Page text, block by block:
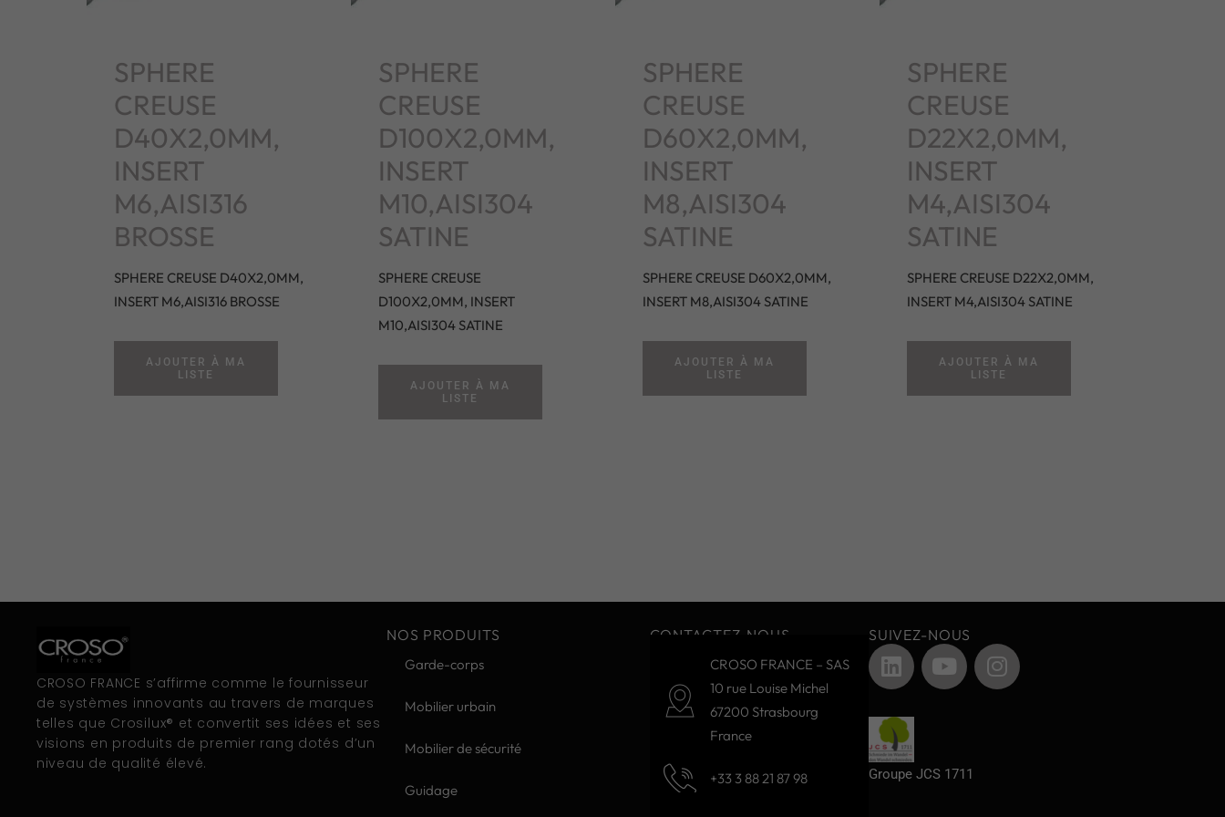
SPHERE
CREUSE
D40X2,0MM,
INSERT
M6,AISI316
BROSSE
SPHERE CREUSE D40X2,0MM,
INSERT M6,AISI316 BROSSE
AJOUTER À MA
LISTE
SPHERE
CREUSE
D100X2,0MM,
INSERT
M10,AISI304
SATINE
SPHERE CREUSE
D100X2,0MM, INSERT
M10,AISI304 SATINE
AJOUTER À MA
LISTE
SPHERE
CREUSE
D60X2,0MM,
INSERT
M8,AISI304
SATINE
SPHERE CREUSE D60X2,0MM,
INSERT M8,AISI304 SATINE
AJOUTER À MA
LISTE
SPHERE
CREUSE
D22X2,0MM,
INSERT
M4,AISI304
SATINE
SPHERE CREUSE D22X2,0MM,
INSERT M4,AISI304 SATINE
AJOUTER À MA
LISTE
CROSO FRANCE s’affirme comme le fournisseur
de systèmes innovants au travers de marques
telles que Crosilux® et convertit ses idées et ses
visions en produits de premier rang dotés d’un
niveau de qualité élevé.
NOS PRODUITS
Garde-corps
Mobilier urbain
Mobilier de sécurité
Guidage
CONTACTEZ-NOUS
CROSO FRANCE – SAS
10 rue Louise Michel
67200 Strasbourg
France
+33 3 88 21 87 98
SUIVEZ-NOUS
Groupe JCS 1711